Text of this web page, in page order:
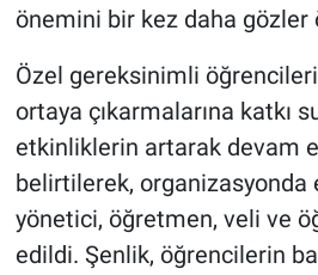
önemini bir kez daha gözler
Özel gereksinimli
ortaya çıkarmalarına katkı
etkinliklerin artarak devam
belirtilerek, organizasyonda
yönetici, öğretmen, veli ve
edildi. Şenlik, öğrencilerin